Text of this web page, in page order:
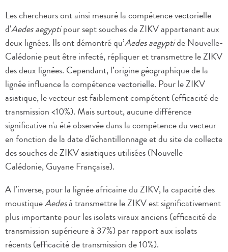
Les chercheurs ont ainsi mesuré la compétence vectorielle
d'Aedes aegyptipour sept souches de ZIKV appartenant aux
deux lignées. Ils ont démontré qu’Aedes aegyptide Nouvelle-
Calédonie peut être infecté, répliquer et transmettre le ZIKV
des deux lignées. Cependant, l’origine géographique de la
lignée influence la compétence vectorielle. Pour le ZIKV
asiatique, le vecteur est faiblement compétent (efficacité de
transmission <10%). Mais surtout, aucune différence
significative n'a été observée dans la compétence du vecteur
en fonction de la date d'échantillonnage et du site de collecte
des souches de ZIKV asiatiques utilisées (Nouvelle
Calédonie, Guyane Française).
A l’inverse, pour la lignée africaine du ZIKV, la capacité des
moustiqueAedesà transmettre le ZIKV est significativement
plus importante pour les isolats viraux anciens (efficacité de
transmission supérieure à 37%) par rapport aux isolats
récents (efficacité de transmission de 10%).